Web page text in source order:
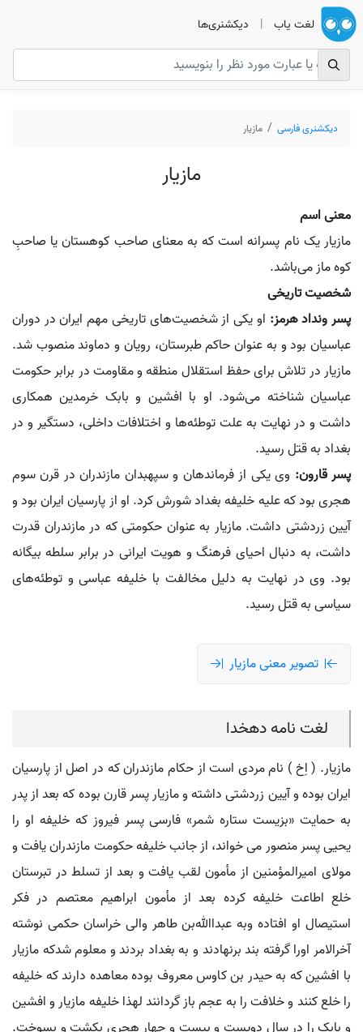
لغت یاب | دیکشنری‌ها
دیکشنری فارسی مازیار
مازیار
معنی اسم
مازیار یک نام پسرانه است که به معنای صاحب کوهستان یا صاحبِ
کوه ماز می‌باشد.
شخصیت تاریخی
پسر ونداد هرمز: او یکی از شخصیت‌های تاریخی مهم ایران در دوران
عباسیان بود و به عنوان حاکم طبرستان، رویان و دماوند منصوب شد.
مازیار در تلاش برای حفظ استقلال منطقه و مقاومت در برابر حکومت
عباسیان شناخته می‌شود. او با افشین و بابک خرمدین همکاری
داشت و در نهایت به علت توطئه‌ها و اختلافات داخلی، دستگیر و در
بغداد به قتل رسید.
پسر قارون: وی یکی از فرماندهان و سپهبدان مازندران در قرن سوم
هجری بود که علیه خلیفه بغداد شورش کرد. او از پارسیان ایران بود و
آیین زردشتی داشت. مازیار به عنوان حکومتی که در مازندران قدرت
داشت، به دنبال احیای فرهنگ و هویت ایرانی در برابر سلطه بیگانه
بود. وی در نهایت به دلیل مخالفت با خلیفه عباسی و توطئه‌های
سیاسی به قتل رسید.
تصویر معنی مازیار
لغت نامه دهخدا
مازیار. ( اِخ ) نام مردی است از حکام مازندران که در اصل از پارسیان
ایران بوده و آیین زردشتی داشته و مازیار پسر قارن بوده که بعد از پدر
به حمایت «بزیست ستاره شمر» فارسی پسر فیروز که خلیفه او را
یحیی پسر منصور می خواند، از جانب خلیفه حکومت مازندران یافت و
مولای امیرالمؤمنین از مأمون لقب یافت و بعد از تسلط در تبرستان
خلع اطاعت خلیفه کرده بعد از مأمون ابراهیم معتصم در فکر
استیصال او افتاده وبه عبداﷲبن طاهر والی خراسان حکمی نوشته
آخرالامر اورا گرفته بند برنهادند و به بغداد بردند و معلوم شدکه مازیار
با افشین که به حیدر بن کاوس معروف بوده معاهده دارند که خلیفه
را خلع کنند و خلافت را به عجم باز گردانند لهذا خلیفه مازیار و افشین